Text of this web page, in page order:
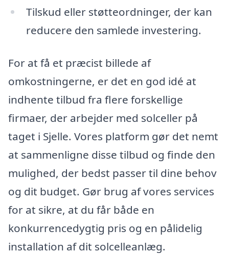
Tilskud eller støtteordninger, der kan
reducere den samlede investering.
For at få et præcist billede af
omkostningerne, er det en god idé at
indhente tilbud fra flere forskellige
firmaer, der arbejder med solceller på
taget i Sjelle. Vores platform gør det nemt
at sammenligne disse tilbud og finde den
mulighed, der bedst passer til dine behov
og dit budget. Gør brug af vores services
for at sikre, at du får både en
konkurrencedygtig pris og en pålidelig
installation af dit solcelleanlæg.